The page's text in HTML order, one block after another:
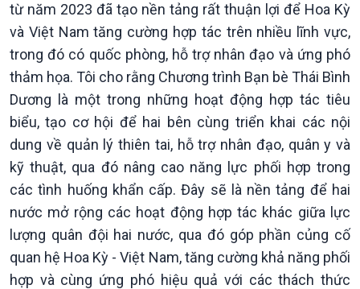
Podcast
Góc nhìn VOV1
Bình luận
10 phút Sự kiện - Luận bàn
Câu chuyện thời sự
Dòng chảy sự kiện
Đối thoại
Diễn đàn chủ nhật
Chuyện đêm
từ năm 2023 đã tạo nền tảng rất thuận lợi để Hoa Kỳ
và Việt Nam tăng cường hợp tác trên nhiều lĩnh vực,
trong đó có quốc phòng, hỗ trợ nhân đạo và ứng phó
thảm họa. Tôi cho rằng Chương trình Bạn bè Thái Bình
Dương là một trong những hoạt động hợp tác tiêu
biểu, tạo cơ hội để hai bên cùng triển khai các nội
dung về quản lý thiên tai, hỗ trợ nhân đạo, quân y và
kỹ thuật, qua đó nâng cao năng lực phối hợp trong
các tình huống khẩn cấp. Đây sẽ là nền tảng để hai
nước mở rộng các hoạt động hợp tác khác giữa lực
lượng quân đội hai nước, qua đó góp phần củng cố
quan hệ Hoa Kỳ - Việt Nam, tăng cường khả năng phối
hợp và cùng ứng phó hiệu quả với các thách thức